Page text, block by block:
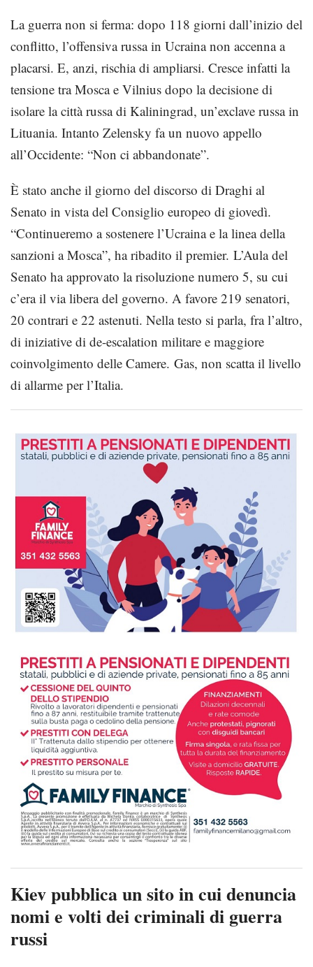
La guerra non si ferma: dopo 118 giorni dall’inizio del
conflitto, l’offensiva russa in Ucraina non accenna a
placarsi. E, anzi, rischia di ampliarsi. Cresce infatti la
tensione tra Mosca e Vilnius dopo la decisione di
isolare la città russa di Kaliningrad, un’exclave russa in
Lituania. Intanto Zelensky fa un nuovo appello
all’Occidente: “Non ci abbandonate”.
È stato anche il giorno del discorso di Draghi al
Senato in vista del Consiglio europeo di giovedì.
“Continueremo a sostenere l’Ucraina e la linea della
sanzioni a Mosca”, ha ribadito il premier. L’Aula del
Senato ha approvato la risoluzione numero 5, su cui
c’era il via libera del governo. A favore 219 senatori,
20 contrari e 22 astenuti. Nella testo si parla, fra l’altro,
di iniziative di de-escalation militare e maggiore
coinvolgimento delle Camere. Gas, non scatta il livello
di allarme per l’Italia.
Kiev pubblica un sito in cui denuncia
nomi e volti dei criminali di guerra
russi